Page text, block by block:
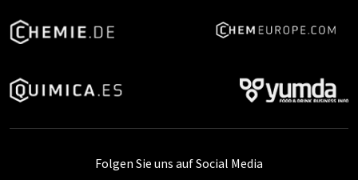
Folgen Sie uns auf Social Media